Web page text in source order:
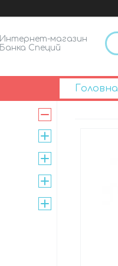
Интернет-магазин
Банка Специй
Головна